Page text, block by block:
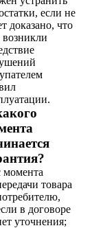
если не
доказано, что
момента
товара
в договоре
уточнения;